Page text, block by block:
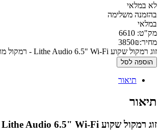
לא במלאי
בהזמנה משלימה
במלאי
מק"ט: 6610
מחיר:
3850₪
זוג רמקול שקוע Lithe Audio 6.5" Wi-Fi - רמקול מוגבר ורמקול פסיבי
הוספה לסל
תיאור
תיאור
זוג רמקול שקוע Lithe Audio 6.5" Wi-Fi – רמקול מוגבר ורמקול פסיבי